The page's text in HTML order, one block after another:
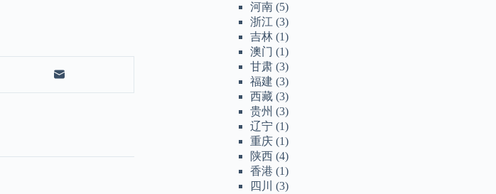
河南 (5)
浙江 (3)
吉林 (1)
澳门 (1)
甘肃 (3)
福建 (3)
西藏 (3)
贵州 (3)
辽宁 (1)
重庆 (1)
陕西 (4)
香港 (1)
四川
(3)